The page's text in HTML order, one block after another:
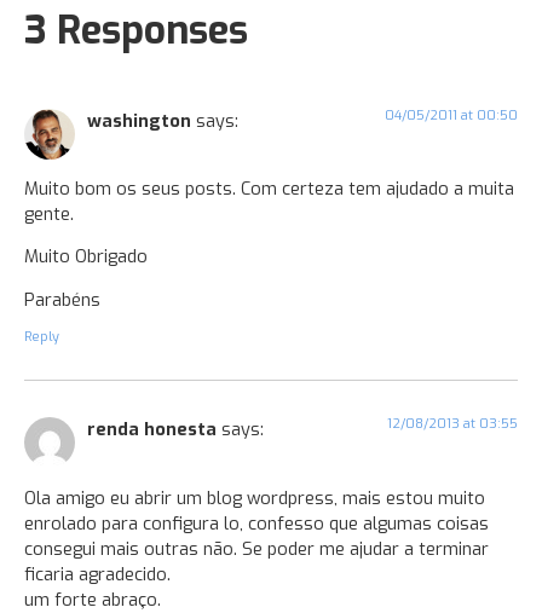
3 Responses
washington says: 04/05/2011 at 00:50
Muito bom os seus posts. Com certeza tem ajudado a muita
gente.
Muito Obrigado
Parabéns
Reply
renda honesta says: 12/08/2013 at 03:55
Ola amigo eu abrir um blog wordpress, mais estou muito
enrolado para configura lo, confesso que algumas coisas
consegui mais outras não. Se poder me ajudar a terminar
ficaria agradecido.
um forte abraço.